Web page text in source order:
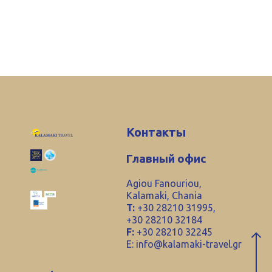
Контакты
Главный офис
Agiou Fanouriou,
Kalamaki, Chania
T: +30 28210 31995,
+30 28210 32184
F: +30 28210 32245
E: info@kalamaki-travel.gr